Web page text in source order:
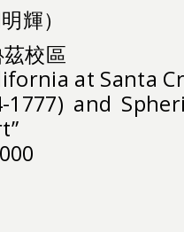
輝）
校區
at Santa
1777) and